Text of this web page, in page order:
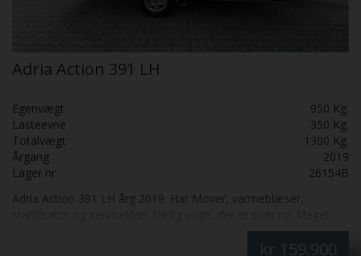
Adria Action 391 LH
Egenvægt
950 Kg.
Lasteevne
350 Kg.
Totalvægt
1300 Kg.
Årgang
2019
Lager nr.
26154B
Adria Action 391 LH årg 2019. Har Mover, varmeblæser,
pæn og velholdt. Varmt vand, gulvvarme, gasvarmeovn,
enkeltsenge som kan laves om til stor dobbeltseng.
kr 159.900